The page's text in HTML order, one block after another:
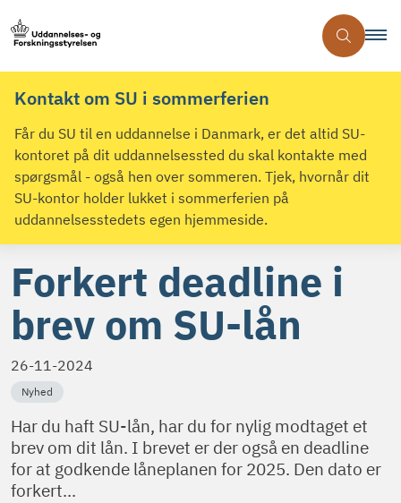
Kontakt om SU i sommerferien
Får du SU til en uddannelse i Danmark, er det altid SU-
kontoret på dit uddannelsessted du skal kontakte med
spørgsmål - også hen over sommeren. Tjek, hvornår dit
SU-kontor holder lukket i sommerferien på
uddannelsesstedets egen hjemmeside.
Forkert deadline i
brev om SU-lån
26-11-2024
Nyhed
Har du haft SU-lån, har du for nylig modtaget et
brev om dit lån. I brevet er der også en deadline
for at godkende låneplanen for 2025. Den dato er
forkert...